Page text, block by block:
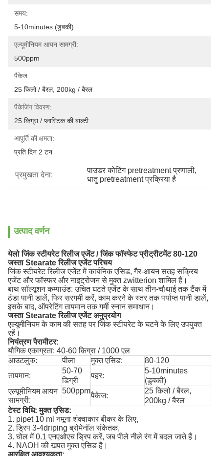
समय:
5-10minutes (डुबकी)
एल्यूमीनियम आयन सामग्री:
500ppm
पैकेज:
25 किलो / बैरल, 200kg / बैरल
पैकेजिंग विवरण:
25 किग्रा / प्लास्टिक की बाल्टी
आपूर्ति की क्षमता:
प्रति दिन 2 टन
प्रमुखता देना:
पाउडर कोटिंग pretreatment प्रणाली,
धातु pretreatment प्रक्रिया है
उत्पाद वर्णन
येलो जिंक स्टीयरेट रिलीज एजेंट / जिंक फॉस्फेट प्रीट्रीटमेंट 80-120
जस्ता Stearate रिलीज एजेंट परिचय
जिंक स्टीयरेट रिलीज एजेंट में कार्बनिक एसिड, गैर-आयन सतह सक्रिय
एजेंट और फॉस्फर और नाइट्रोजन से मुक्त zwitterion शामिल हैं।
बाथ सॉल्यूशन कम्पाउंड: उचित घटते एजेंट के साथ तीन-चौथाई तक टैंक में
ठंडा पानी डालें, फिर सरगर्मी करें, काम करने के स्तर तक पर्याप्त पानी डालें,
इसके बाद, ऑपरेटिंग तापमान तक गर्मी स्नान समाधान।
जस्ता Stearate रिलीज एजेंट अनुप्रयोग
एल्यूमीनियम के काम की सतह पर जिंक स्टीयरेट के घटने के लिए उपयुक्त
रहें।
नियंत्रण पैरामीटर:
यौगिक एकाग्रता: 40-60 किग्रा / 1000 एल
आउटलुक:
पीला मुक्त एसिड:
80-120
तापमान:
50-70
डिग्री
पहर:
5-10minutes
(डुबकी)
एल्यूमीनियम आयन
सामग्री:
500ppm
पैकेज:
25 किलो / बैरल,
200kg / बैरल
टेस्ट विधि: मुक्त एसिड:
1. pipet 10 ml नमूना शंक्वाकार बीकर के लिए,
2. ड्रिप 3-4driping ब्रोमेनॉल संकेतक,
3. घोल में 0.1 एनएओएच ड्रिप करें, जब पीले नीले रंग में बदल जाते हैं।
4. NAOH की खपत मुक्त एसिड है।
आरक्षित आवश्यकता: